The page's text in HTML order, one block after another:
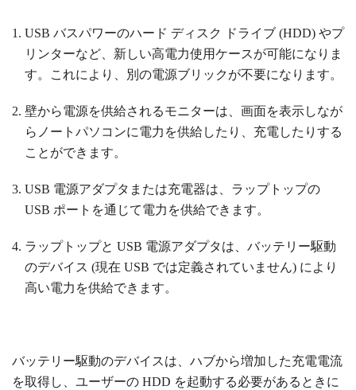
USB バスパワーのハード ディスク ドライブ (HDD) やプ
リンターなど、新しい高電力使用ケースが可能になりま
す。これにより、別の電源ブリックが不要になります。
壁から電源を供給されるモニターは、画面を表示しなが
らノートパソコンに電力を供給したり、充電したりする
ことができます。
USB 電源アダプタまたは充電器は、ラップトップの
USB ポートを通じて電力を供給できます。
ラップトップと USB 電源アダプタは、バッテリー駆動
のデバイス (現在 USB では定義されていません) により
高い電力を供給できます。
バッテリー駆動のデバイスは、ハブから増加した充電電流
を取得し、ユーザーの HDD を起動する必要があるときに